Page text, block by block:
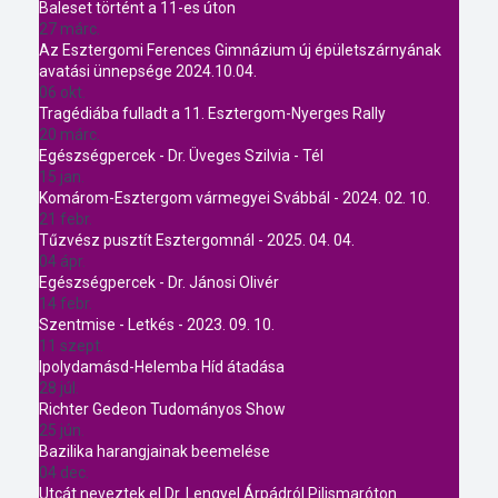
Baleset történt a 11-es úton
27 márc.
Az Esztergomi Ferences Gimnázium új épületszárnyának
avatási ünnepsége 2024.10.04.
06 okt.
Tragédiába fulladt a 11. Esztergom-Nyerges Rally
20 márc.
Egészségpercek - Dr. Üveges Szilvia - Tél
15 jan.
Komárom-Esztergom vármegyei Svábbál - 2024. 02. 10.
21 febr.
Tűzvész pusztít Esztergomnál - 2025. 04. 04.
04 ápr.
Egészségpercek - Dr. Jánosi Olivér
14 febr.
Szentmise - Letkés - 2023. 09. 10.
11 szept.
Ipolydamásd-Helemba Híd átadása
28 júl.
Richter Gedeon Tudományos Show
25 jún.
Bazilika harangjainak beemelése
04 dec.
Utcát neveztek el Dr. Lengyel Árpádról Pilismaróton